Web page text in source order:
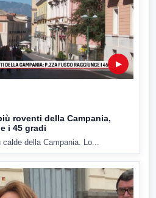
▶
roventi della Campania,
i 45 gradi
della Campania. Lo...